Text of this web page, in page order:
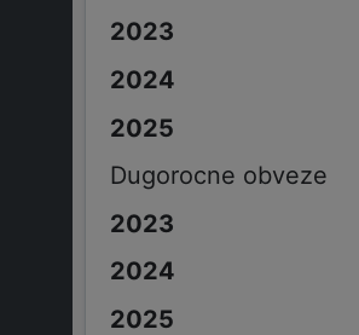
Dugorocne obveze